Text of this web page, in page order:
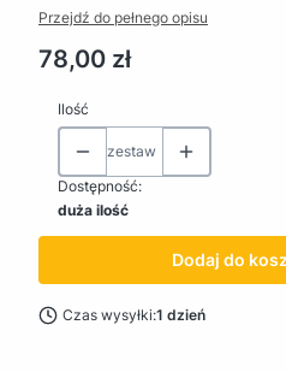
Przejdź do pełnego opisu
Cena
78,00 zł
Ilość
zestaw
Dostępność:
duża ilość
Dodaj do
Czas wysyłki:1 dzień